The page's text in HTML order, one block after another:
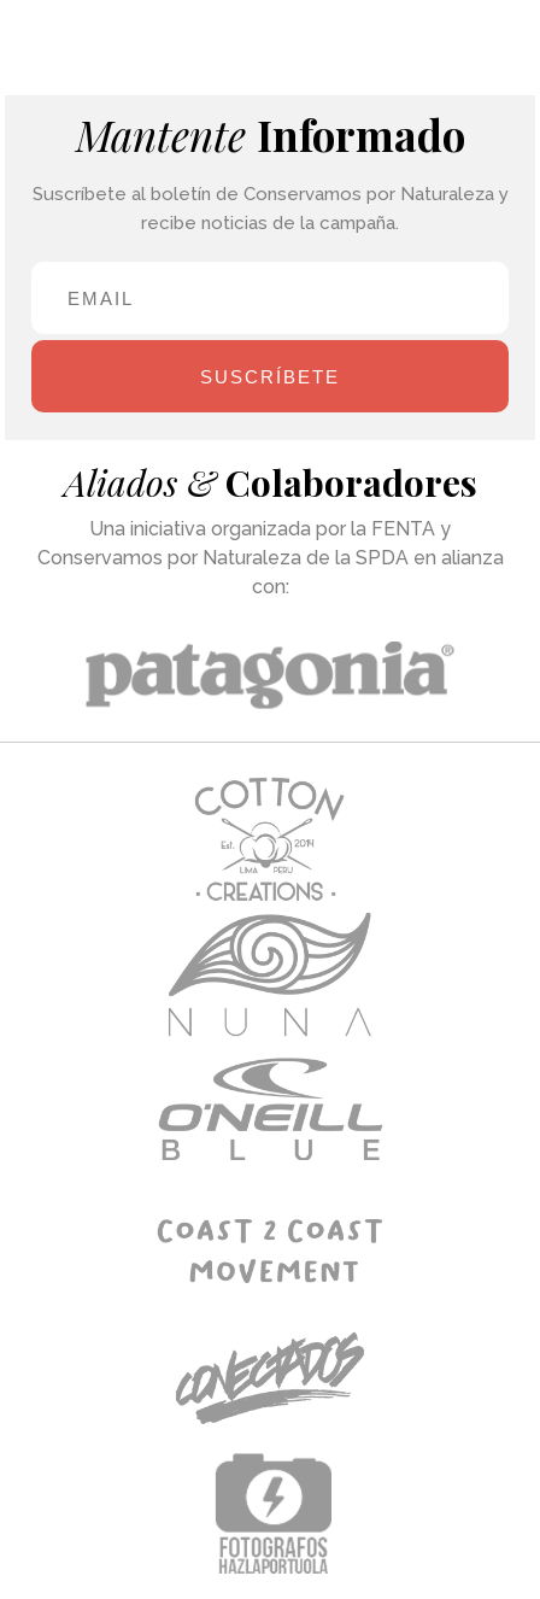
Mantente Informado
Suscríbete al boletín de Conservamos por Naturaleza y
recibe noticias de la campaña.
SUSCRÍBETE
Aliados & Colaboradores
Una iniciativa organizada por la FENTA y
Conservamos por Naturaleza de la SPDA en alianza
con: